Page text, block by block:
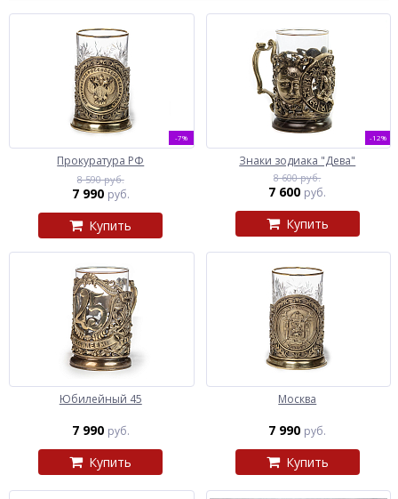
-7%
Прокуратура РФ
8 590 руб.
7 990 руб.
Купить
-12%
Знаки зодиака "Дева"
8 600 руб.
7 600 руб.
Купить
Юбилейный 45
7 990 руб.
Купить
Москва
7 990 руб.
Купить